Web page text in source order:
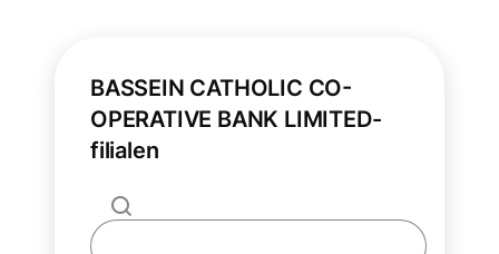
BASSEIN CATHOLIC CO-
OPERATIVE BANK LIMITED-
filialen